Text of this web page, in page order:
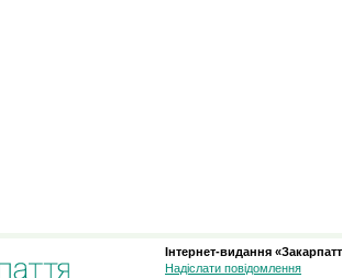
Інтернет-видання
Надіслати повідомлення